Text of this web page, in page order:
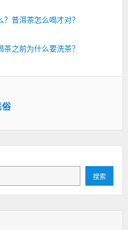
普洱茶怎么喝才对？
之前为什么要洗茶？
搜索